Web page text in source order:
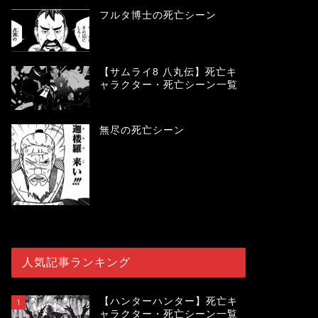
フルタ博士の死亡シーン
【サムライ8 八丸伝】死亡キ
ャラクター・死亡シーン一覧
無尽の死亡シーン
人気記事ランキング
1
【ハンターハンター】死亡キ
ャラクター・死亡シーン一覧